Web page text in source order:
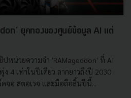
ยุคทองของศูนย์ข้อมูล AI แต่
หน่วยความจำ 'RAMageddon' ที่ AI
4 เท่าในปีเดียว ลากยาวถึงปี 2030
จอ สตอเรจ และมือถือสิ้นปีนี้...